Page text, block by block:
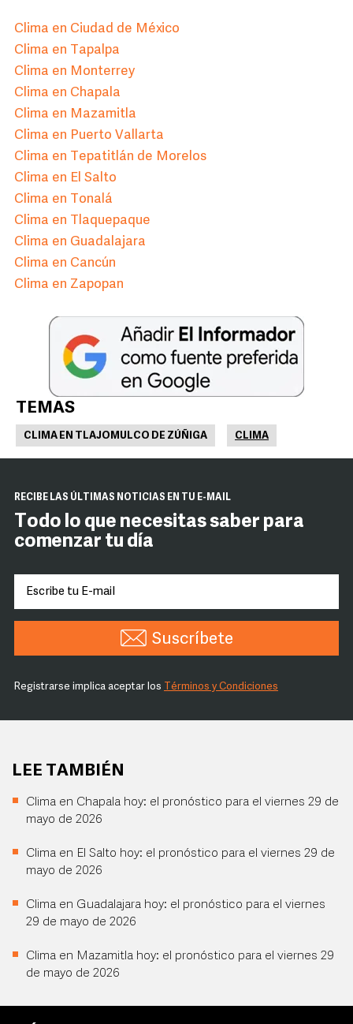
Clima en Ciudad de México
Clima en Tapalpa
Clima en Monterrey
Clima en Chapala
Clima en Mazamitla
Clima en Puerto Vallarta
Clima en Tepatitlán de Morelos
Clima en El Salto
Clima en Tonalá
Clima en Tlaquepaque
Clima en Guadalajara
Clima en Cancún
Clima en Zapopan
TEMAS
CLIMA EN TLAJOMULCO DE ZÚÑIGA CLIMA
RECIBE LAS ÚLTIMAS NOTICIAS EN TU E-MAIL
Todo lo que necesitas saber para
comenzar tu día
Suscríbete
Registrarse implica aceptar los Términos y Condiciones
LEE TAMBIÉN
Clima en Chapala hoy: el pronóstico para el viernes 29 de
mayo de 2026
Clima en El Salto hoy: el pronóstico para el viernes 29 de
mayo de 2026
Clima en Guadalajara hoy: el pronóstico para el viernes
29 de mayo de 2026
Clima en Mazamitla hoy: el pronóstico para el viernes 29
de mayo de 2026